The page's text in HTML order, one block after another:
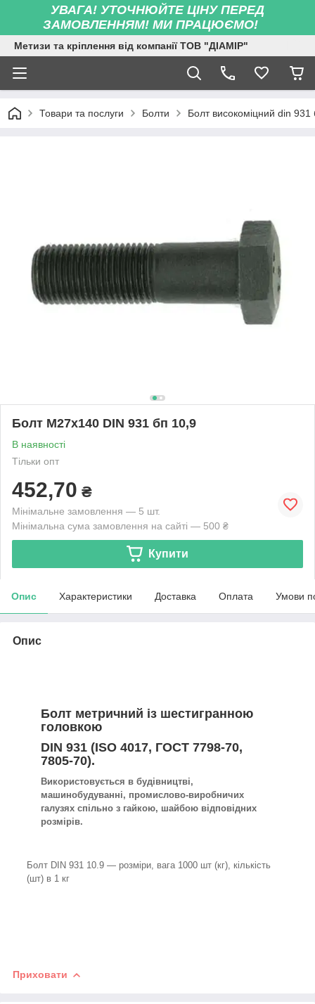
УВАГА! УТОЧНЮЙТЕ ЦІНУ ПЕРЕД
ЗАМОВЛЕННЯМ! МИ ПРАЦЮЄМО!
Метизи та кріплення від компанії ТОВ "ДІАМІР"
Товари та послуги Болти Болт високоміцний din 931
Болт М27х140 DIN 931 бп 10,9
В наявності
Тільки опт
452,70 ₴
Мінімальне замовлення — 5 шт.
Мінімальна сума замовлення на сайті — 500 ₴
Купити
Опис Характеристики Доставка Оплата Умови
Опис
Болт метричний із шестигранною
головкою
DIN 931 (ISO 4017, ГОСТ 7798-70,
7805-70).
Використовується в будівництві,
машинобудуванні, промислово-виробничих
галузях спільно з гайкою, шайбою відповідних
розмірів.
Болт DIN 931 10.9 — розміри, вага 1000 шт (кг), кількість
(шт) в 1 кг
Приховати